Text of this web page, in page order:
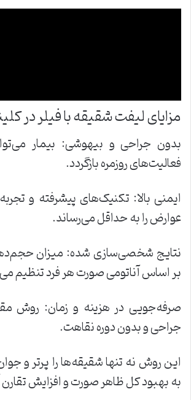
مزایای لیفت شقیقه با فیلر در
بدون جراحی و بیهوشی: بیمار
فعالیت‌های روزمره بازگردد.
ایمنی بالا: تکنیک‌های پیشرفته و
عوارض را به حداقل می‌رساند.
نتایج شخصی‌سازی شده: میزان
بر اساس آناتومی صورت هر فرد تنظیم
صرفه‌جویی در هزینه و زمان: روش
جراحی و بدون دوره نقاهت.
این روش نه تنها شقیقه‌ها را پرتر و
به بهبود کل ظاهر صورت و افزایش